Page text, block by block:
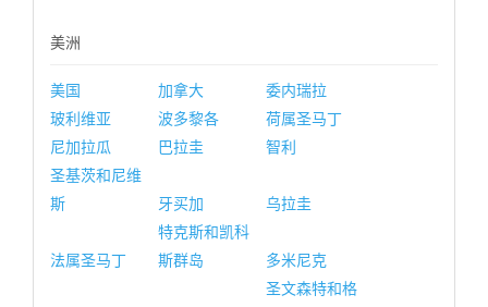
美洲
美国 加拿大
委内瑞拉
玻利维亚
波多黎各
荷属圣马丁
尼加拉瓜
巴拉圭
智利
圣基茨和尼维
斯
牙买加 乌拉圭
法属圣马丁
特克斯和凯科
斯群岛
多米尼克
圣文森特和格